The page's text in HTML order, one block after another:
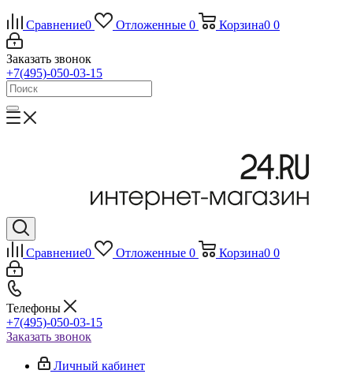
Сравнение0 Отложенные 0 Корзина0 0
Заказать звонок
+7(495)-050-03-15
Сравнение0 Отложенные 0 Корзина0 0
Телефоны
+7(495)-050-03-15
Заказать звонок
Личный кабинет